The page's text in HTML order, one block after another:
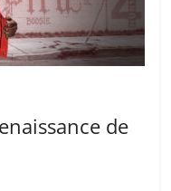
de